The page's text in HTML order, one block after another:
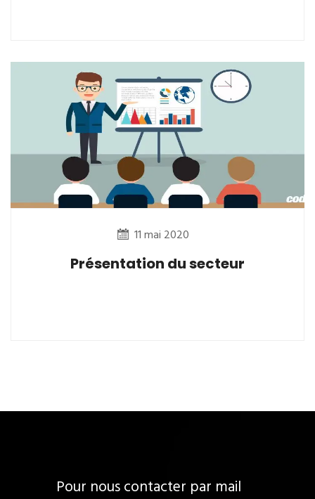
11 mai 2020
Présentation du secteur
Pour nous contacter par mail